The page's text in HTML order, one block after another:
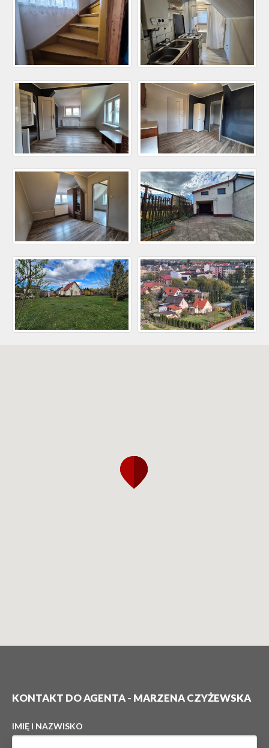
KONTAKT DO AGENTA - MARZENA CZYŻEWSKA
IMIĘ I NAZWISKO